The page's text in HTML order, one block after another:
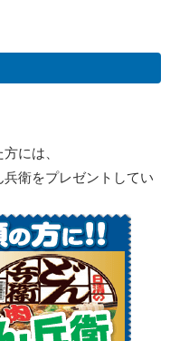
には、
衛をプレゼントしてい